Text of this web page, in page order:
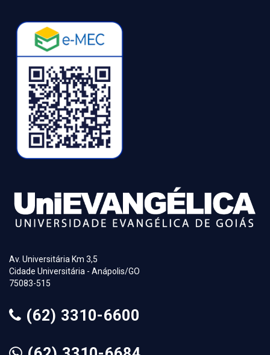
Av. Universitária Km 3,5
Cidade Universitária - Anápolis/GO
75083-515
(62) 3310-6600